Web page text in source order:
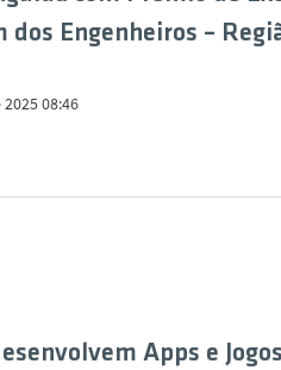
dos Engenheiros –
08:46
Apps e